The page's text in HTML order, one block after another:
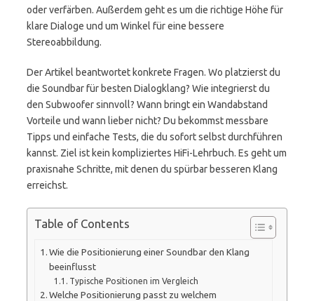
oder verfärben. Außerdem geht es um die richtige Höhe für
klare Dialoge und um Winkel für eine bessere
Stereoabbildung.
Der Artikel beantwortet konkrete Fragen. Wo platzierst du
die Soundbar für besten Dialogklang? Wie integrierst du
den Subwoofer sinnvoll? Wann bringt ein Wandabstand
Vorteile und wann lieber nicht? Du bekommst messbare
Tipps und einfache Tests, die du sofort selbst durchführen
kannst. Ziel ist kein kompliziertes HiFi-Lehrbuch. Es geht um
praxisnahe Schritte, mit denen du spürbar besseren Klang
erreichst.
Table of Contents
Wie die Positionierung einer Soundbar den Klang
beeinflusst
Typische Positionen im Vergleich
Welche Positionierung passt zu welchem